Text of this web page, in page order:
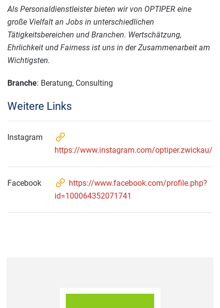
Als Personaldienstleister bieten wir von OPTIPER eine
große Vielfalt an Jobs in unterschiedlichen
Tätigkeitsbereichen und Branchen. Wertschätzung,
Ehrlichkeit und Fairness ist uns in der Zusammenarbeit am
Wichtigsten.
Branche: Beratung, Consulting
Weitere Links
Instagram
https://www.instagram.com/optiper.zwickau/
Facebook
https://www.facebook.com/profile.php?
id=100064352071741